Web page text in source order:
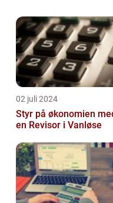
af, hvordan løn
02 juli 2024
Styr på økonomien
en Revisor i Vanløse